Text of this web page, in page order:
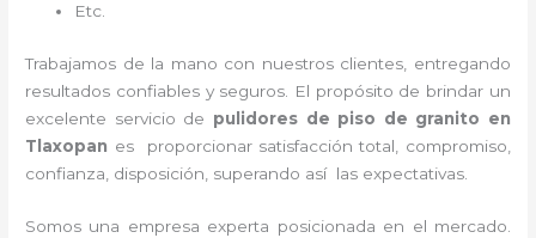
Etc.
Trabajamos de la mano con nuestros clientes, entregando
resultados confiables y seguros. El propósito de brindar un
excelente servicio de pulidores de piso de granito en
Tlaxopan es proporcionar satisfacción total, compromiso,
confianza, disposición, superando así las expectativas.
Somos una empresa experta posicionada en el mercado.